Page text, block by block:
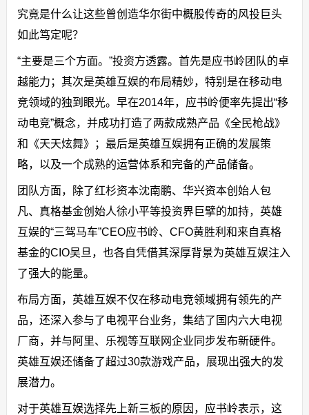
究竟是什么让这些曾创造华尔街中概股传奇的风投巨头
如此笃定呢？
“主要是三个方面。”投资方透露。首先是应书岭团队的卓
越能力；其次是英雄互娱的布局精妙，特别是在移动电
竞领域的独到眼光。早在2014年，应书岭便率先提出“移
动电竞”概念，并成功打造了两款成熟产品《全民枪战》
和《天天炫舞》；最后是英雄互娱拥有正确的发展策
略，以及一个成熟的运营体系和完备的产品储备。
团队方面，除了红杉资本沈南鹏、华兴资本创始人包
凡、真格基金创始人徐小平等投资界巨擘的加持，英雄
互娱的“三驾马车”CEO应书岭、CFO黄胜利和来自真格
基金的CIO吴旦，也各自凭借其深厚背景为英雄互娱注入
了强大的能量。
布局方面，英雄互娱不仅在移动电竞领域拥有领先的产
品，还深入参与了电视平台业务，集结了国内六大电视
厂商，并与阿里、乐视等互联网企业同步发布新硬件。
英雄互娱还储备了超过30款游戏产品，展现出强大的发
展潜力。
对于英雄互娱选择先上新三板的原因，应书岭表示，这